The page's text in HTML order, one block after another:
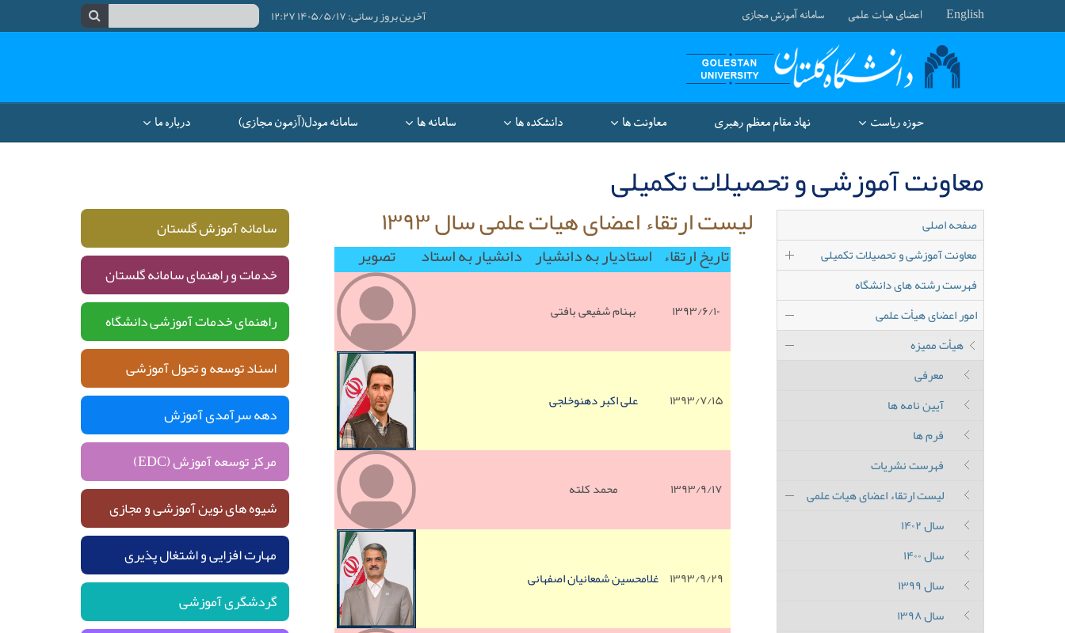
English اعضای هیات علمی سامانه آموزش مجازی آخرین بروز رسانی: ۱۴۰۵/۵/۱۷ ۱۲:۲۷
حوزه ریاست نهاد مقام معظم رهبری معاونت‌ ها دانشکده ها سامانه ها سامانه مودل(آزمون مجازی) درباره ما
معاونت آموزشی و تحصیلات تکمیلی
صفحه اصلی
معاونت آموزشی و تحصیلات تکمیلی
فهرست رشته های دانشگاه
امور اعضای هیأت علمی
هیأت ممیزه
معرفی
آیین نامه ها
فرم ها
فهرست نشریات
لیست ارتقاء اعضای هیات علمی
سال ۱۴۰۲
سال ۱۴۰۰
سال ۱۳۹۹
سال ۱۳۹۸
لیست ارتقاء اعضای هیات علمی سال ۱۳۹۳
تاریخ ارتقاء استادیار به دانشیار دانشیار به استاد تصویر
۱۳۹۳/۶/۱۰ بهنام شفیعی بافتی
۱۳۹۳/۷/۱۵ علی اکبر دهنوخلجی
۱۳۹۳/۹/۱۷ محمد کلته
۱۳۹۳/۹/۲۹ غلامحسین شمعانیان اصفهانی
سامانه آموزش گلستان
خدمات و راهنمای سامانه گلستان
راهنمای خدمات آموزشی دانشگاه
اسناد توسعه و تحول آموزشی
دهه سرآمدی آموزش
مرکز توسعه آموزش (EDC)
شیوه های نوین آموزشی و مجازی
مهارت افزایی و اشتغال پذیری
گردشگری آموزشی